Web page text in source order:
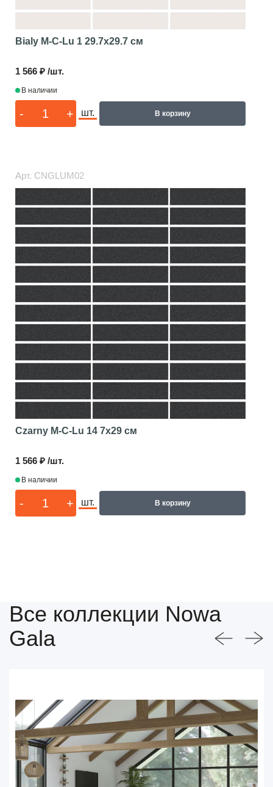
Bialy M-C-Lu 1 29.7x29.7 см
1 566 ₽ /шт.
В наличии
- + шт. В корзину
Арт. CNGLUM02
Czarny M-C-Lu 14 7x29 см
1 566 ₽ /шт.
В наличии
- + шт. В корзину
Все коллекции Nowa
Gala